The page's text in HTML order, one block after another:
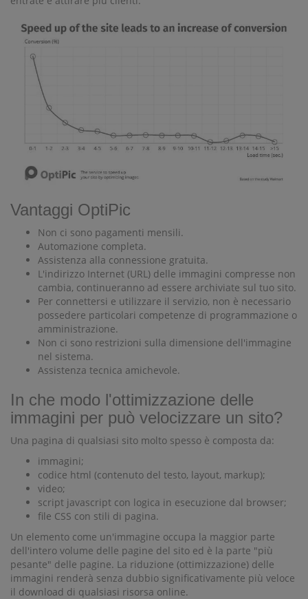
Vantaggi OptiPic
Non ci sono pagamenti mensili.
Automazione completa.
Assistenza alla connessione gratuita.
L'indirizzo Internet (URL) delle immagini compresse non
cambia, continueranno ad essere archiviate sul tuo sito.
Per connettersi e utilizzare il servizio, non è necessario
possedere particolari competenze di programmazione o
amministrazione.
Non ci sono restrizioni sulla dimensione dell'immagine
nel sistema.
Assistenza tecnica amichevole.
In che modo l'ottimizzazione delle
immagini per può velocizzare un sito?
Una pagina di qualsiasi sito molto spesso è composta da:
immagini;
codice html (contenuto del testo, layout, markup);
video;
script javascript con logica in esecuzione dal browser;
file CSS con stili di pagina.
Un elemento come un'immagine occupa la maggior parte
dell'intero volume delle pagine del sito ed è la parte "più
pesante" delle pagine. La riduzione (ottimizzazione) delle
immagini renderà senza dubbio significativamente più veloce
il download di qualsiasi risorsa online.